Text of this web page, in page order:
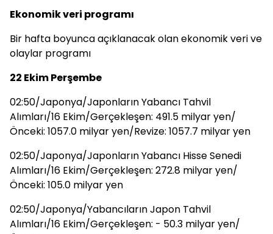
Ekonomik veri programı
Bir hafta boyunca açıklanacak olan ekonomik veri ve
olaylar programı
22 Ekim Perşembe
02:50/Japonya/Japonların Yabancı Tahvil
Alımları/16 Ekim/Gerçekleşen: 491.5 milyar yen/
Önceki: 1057.0 milyar yen/Revize: 1057.7 milyar yen
02:50/Japonya/Japonların Yabancı Hisse Senedi
Alımları/16 Ekim/Gerçekleşen: 272.8 milyar yen/
Önceki: 105.0 milyar yen
02:50/Japonya/Yabancıların Japon Tahvil
Alımları/16 Ekim/Gerçekleşen: - 50.3 milyar yen/